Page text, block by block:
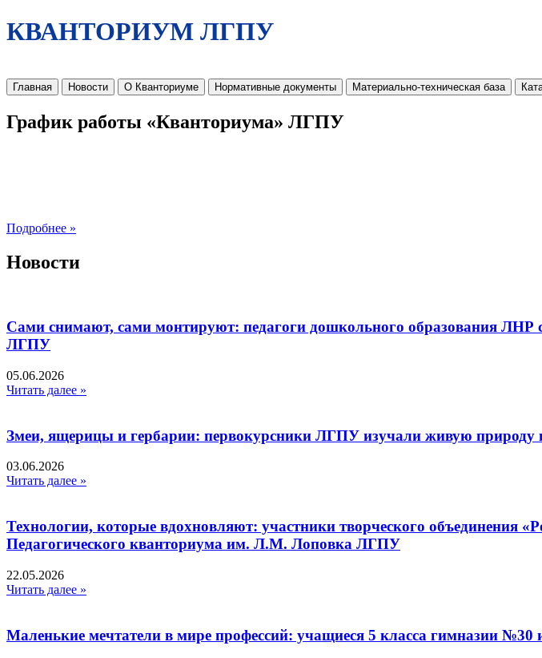
КВАНТОРИУМ ЛГПУ
Главная Новости О Кванториуме Нормативные документы Материально-техническая база
График работы «Кванториума» ЛГПУ
Подробнее »
Новости
Сами снимают, сами монтируют: педагоги дошкольного образования
ЛГПУ​
05.06.2026
Читать далее »
Змеи, ящерицы и гербарии: первокурсники ЛГПУ изучали живую природу
03.06.2026
Читать далее »
Технологии, которые вдохновляют: участники творческого объединения
Педагогического кванториума им. Л.М. Лоповка ЛГПУ
22.05.2026
Читать далее »
Маленькие мечтатели в мире профессий: учащиеся 5 класса гимназии